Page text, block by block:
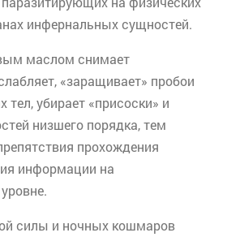
инфернальных сущностей.
маслом снимает
«заращивает» пробои
тел, убирает «присоски» и
низшего порядка, тем
прохождения
информации на
силы и ночных кошмаров